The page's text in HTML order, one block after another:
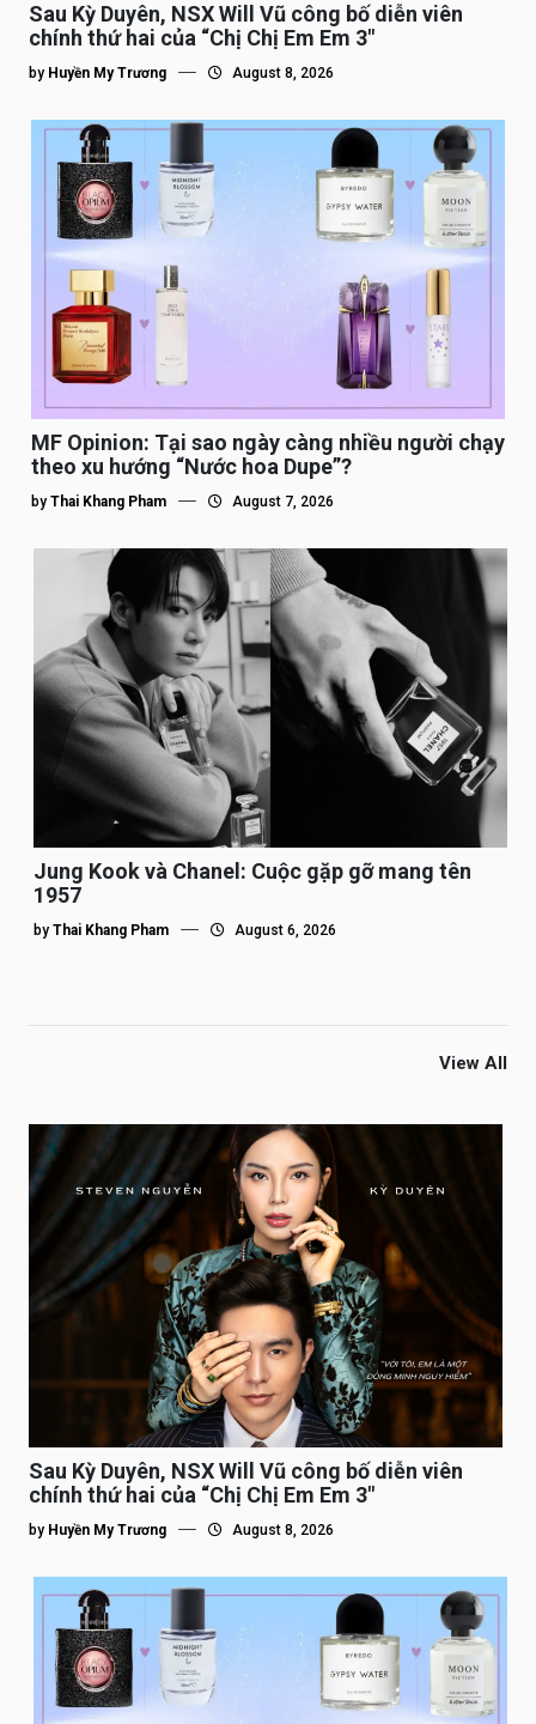
Sau Kỳ Duyên, NSX Will Vũ công bố diễn viên
chính thứ hai của “Chị Chị Em Em 3″
by Huyền My Trương August 8, 2026
MF Opinion: Tại sao ngày càng nhiều người chạy
theo xu hướng “Nước hoa Dupe”?
by Thai Khang Pham August 7, 2026
Jung Kook và Chanel: Cuộc gặp gỡ mang tên
1957
by Thai Khang Pham August 6, 2026
View All
Sau Kỳ Duyên, NSX Will Vũ công bố diễn viên
chính thứ hai của “Chị Chị Em Em 3″
by Huyền My Trương August 8, 2026